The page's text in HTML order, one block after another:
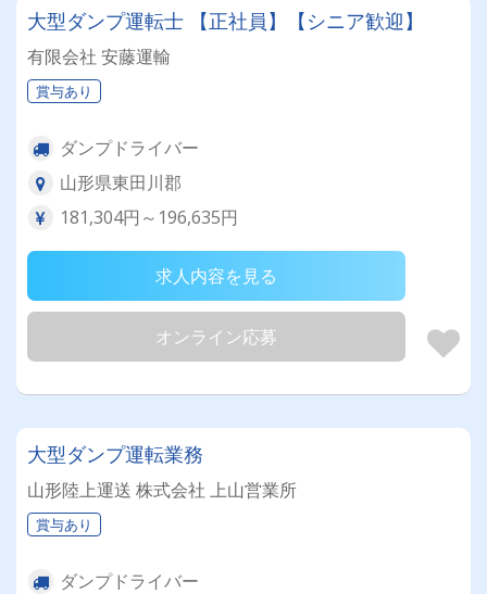
大型ダンプ運転士 【正社員】【シニア歓迎】
有限会社 安藤運輸
賞与あり
ダンプドライバー
山形県東田川郡
181,304円～196,635円
求人内容を見る
オンライン応募
大型ダンプ運転業務
山形陸上運送 株式会社 上山営業所
賞与あり
ダンプドライバー